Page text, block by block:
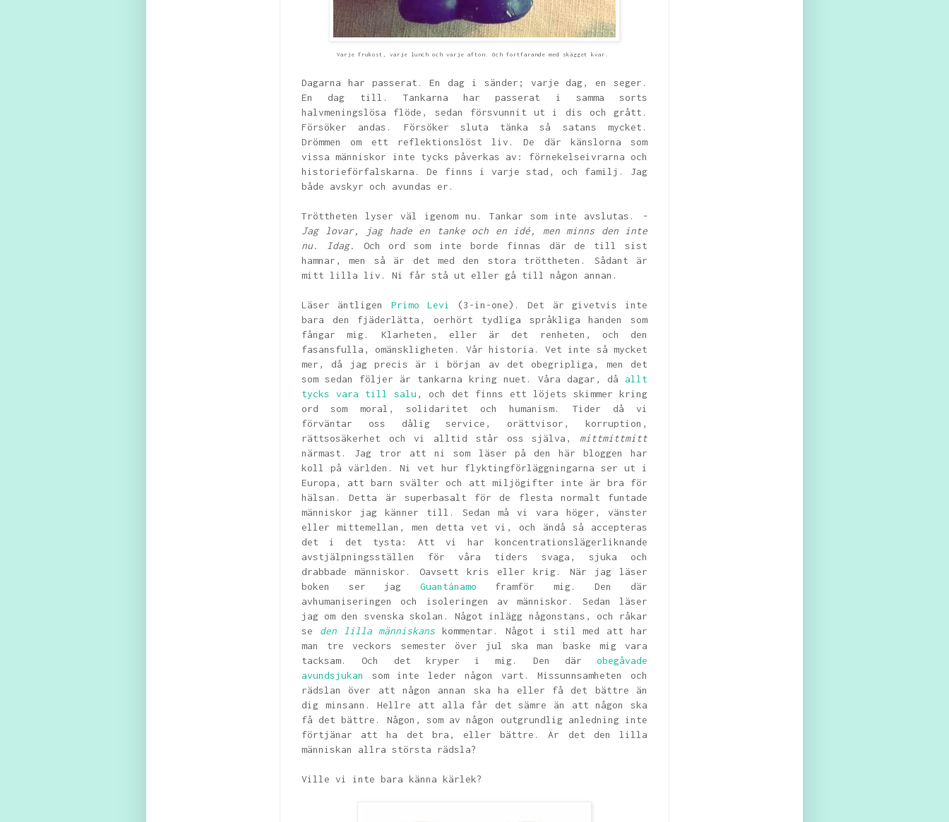
Varje frukost, varje lunch och varje afton. Och fortfarande med skägget kvar.
Dagarna har passerat. En dag i sänder; varje dag, en seger.
En dag till. Tankarna har passerat i samma sorts
halvmeningslösa flöde, sedan försvunnit ut i dis och grått.
Försöker andas. Försöker sluta tänka så satans mycket.
Drömmen om ett reflektionslöst liv. De där känslorna som
vissa människor inte tycks påverkas av: förnekelseivrarna och
historieförfalskarna. De finns i varje stad, och familj. Jag
både avskyr och avundas er.
Tröttheten lyser väl igenom nu. Tankar som inte avslutas.
-
Jag lovar, jag hade en tanke och en idé, men minns den inte
nu. Idag. Och ord som inte borde finnas där de till sist
hamnar, men så är det med den stora tröttheten. Sådant är
mitt lilla liv. Ni får stå ut eller gå till någon annan.
Läser äntligen Primo Levi
(3-in-one). Det är givetvis inte
bara den fjäderlätta, oerhört tydliga språkliga handen som
fångar mig. Klarheten, eller är det renheten, och den
fasansfulla, omänskligheten. Vår historia. Vet inte så mycket
mer, då jag precis är i början av det obegripliga, men det
som sedan följer är tankarna kring nuet. Våra dagar, då allt
tycks vara till salu , och det finns ett löjets skimmer kring
ord som moral, solidaritet och humanism. Tider då vi
förväntar oss dålig service, orättvisor, korruption,
rättsosäkerhet och vi alltid står oss själva, mittmittmitt
närmast. Jag tror att ni som läser på den här bloggen har
koll på världen. Ni vet hur flyktingförläggningarna ser ut i
Europa, att barn svälter och att miljögifter inte är bra för
hälsan. Detta är superbasalt för de flesta normalt funtade
människor jag känner till. Sedan må vi vara höger, vänster
eller mittemellan, men detta vet vi, och ändå så accepteras
det i det tysta: Att vi har koncentrationslägerliknande
avstjälpningsställen för våra tiders svaga, sjuka och
drabbade människor. Oavsett kris eller krig. När jag läser
boken ser jag Guantánamo framför mig. Den där
avhumaniseringen och isoleringen av människor. Sedan läser
jag om den svenska skolan. Något inlägg någonstans, och råkar
se den lilla människans
kommentar. Något i stil med att har
man tre veckors semester över jul ska man baske mig vara
tacksam. Och det kryper i mig. Den där obegåvade
avundsjukan
som inte leder någon vart. Missunnsamheten och
rädslan över att någon annan ska ha eller få det bättre än
dig minsann. Hellre att alla får det sämre än att någon ska
få det bättre. Någon, som av någon outgrundlig anledning inte
förtjänar att ha det bra, eller bättre. Är det den lilla
människan allra största rädsla?
Ville vi inte bara känna kärlek?